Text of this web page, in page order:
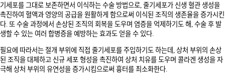
기세포를 그대로 보존하면서 이식하는 수술 방법으로, 줄기세포가 신생 혈관 생성을
촉진하여 혈액과 영양의 공급을 원활하게 함으로써 이식된 조직의 생존율을 증가시킨
다. 또 수술 과정에서 손상된 조직의 회복을 도우며 염증을 억제하기도 해, 수술 후 발
생할 수 있는 여러 합병증을 예방하는 효과도 얻을 수 있다.
필요에 따라서는 절개 부위에 직접 줄기세포를 주입하기도 하는데, 상처 부위의 손상
된 조직을 대체하고 신규 세포 형성을 촉진하여 상처 치유를 도우며 콜라겐 생성을 자
극해 상처 부위의 유연성을 증가시킴으로써 흉터를 최소화한다.